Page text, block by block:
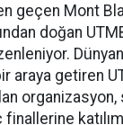
geçen Mont
doğan
araya getiren